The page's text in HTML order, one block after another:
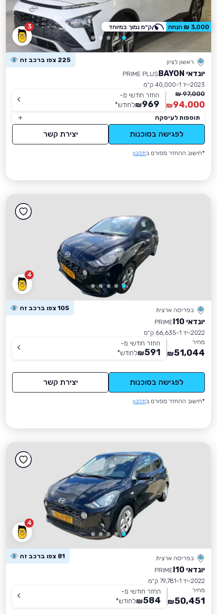
3
ראשון לציון 225 צפו ברכב זה
יונדאי BAYON
PRIME PLUS
2023 יד 1
40,000 ק״מ
97,000 ₪
94,000
₪
החזר חודשי מ-
969
₪לחודש*
תוספות לעיסקה
לפגישה בסוכנות יצירת קשר
*חישוב ההחזר מפורט בתקנון
3,000 ₪ הנחה ק״מ נמוך במיוחד
4
בפריסה ארצית 105 צפו ברכב זה
יונדאי I10
PRIME
2022 יד 1
66,635 ק״מ
מחיר
51,044
₪
החזר חודשי מ-
591
₪לחודש*
לפגישה בסוכנות יצירת קשר
*חישוב ההחזר מפורט בתקנון
4
בפריסה ארצית 81 צפו ברכב זה
יונדאי I10
PRIME
2022 יד 1
79,781 ק״מ
מחיר
50,451
₪
החזר חודשי מ-
584
₪לחודש*